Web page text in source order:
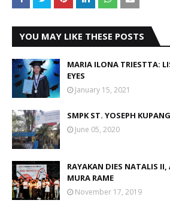
YOU MAY LIKE THESE POSTS
MARIA ILONA TRIESTTA:
EYES
January 15, 2021
SMPK ST. YOSEPH
June 05, 2020
RAYAKAN DIES NATALIS
MURA RAME
November 17, 2019